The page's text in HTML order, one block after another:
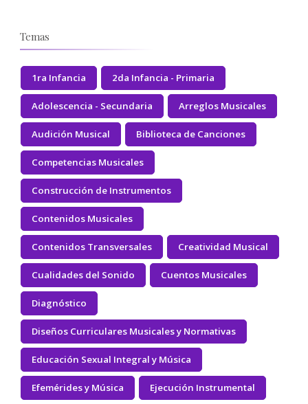
Temas
1ra Infancia 2da Infancia - Primaria
Adolescencia - Secundaria Arreglos Musicales
Audición Musical Biblioteca de Canciones
Competencias Musicales
Construcción de Instrumentos
Contenidos Musicales
Contenidos Transversales Creatividad Musical
Cualidades del Sonido Cuentos Musicales
Diagnóstico
Diseños Curriculares Musicales y Normativas
Educación Sexual Integral y Música
Efemérides y Música Ejecución Instrumental